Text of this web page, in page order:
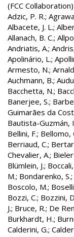
(FCC Collaboration)
Adzic, P. R.;
Albacete, J. L.;
Allanach, B. C.;
Andriatis, A.;
Apolinário, L.;
Armesto, N.;
Auchmann, B.;
Bacchetta, N.;
Banerjee, S.;
Guimarães da
Bautista-Guzmán,
Bellini, F.; Bellomo,
Berriaud, C.;
Chevalier, A.;
Blümlein, J.;
M.; Bondarenko, S.;
Boscolo, M.;
Bozzi, C.; Bozzini,
J.; Bruce, R.; De
Burkhardt, H.;
Calderini, G.;